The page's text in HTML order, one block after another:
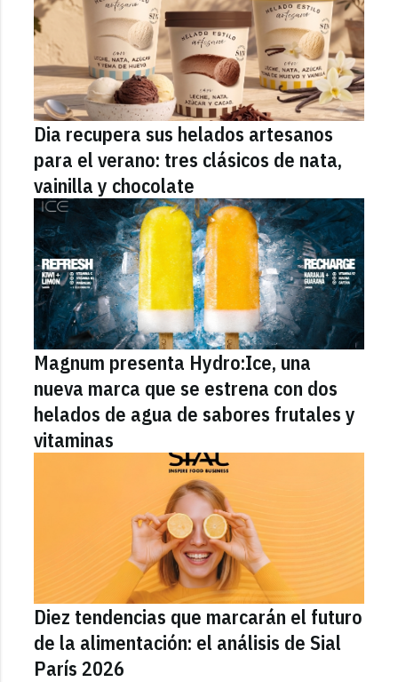
Dia recupera sus helados artesanos
para el verano: tres clásicos de nata,
vainilla y chocolate
Magnum presenta Hydro:Ice, una
nueva marca que se estrena con dos
helados de agua de sabores frutales y
vitaminas
Diez tendencias que marcarán el futuro
de la alimentación: el análisis de Sial
París 2026